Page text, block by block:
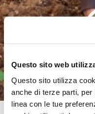
Questo sito web
Questo sito utilizza
anche di terze parti,
linea con le tue
RIMANI A
ARCHMAN
VITA IN
NATURALMENTE